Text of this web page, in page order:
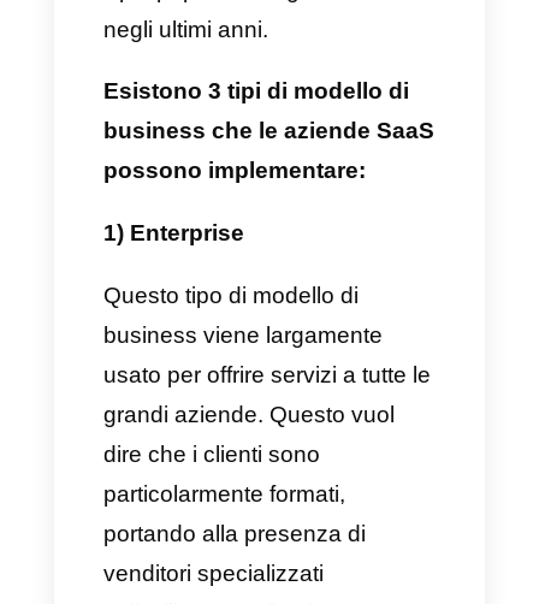
Le aziende SaaS sono quelle
aziende che hanno deciso di
implementare software e
abbandonare il modello più
tradizionale. Queste hanno
l’unico obiettivo di migliorare un
determinato servizio, alleviando